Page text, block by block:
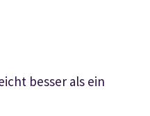
besser als ein